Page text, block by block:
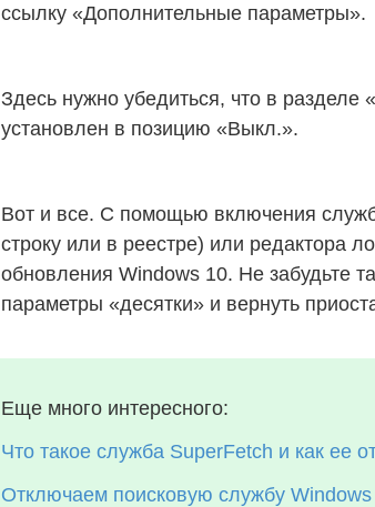
ссылку «Дополнительные параметры».
Здесь нужно убедиться, что в разделе
установлен в позицию «Выкл.».
Вот и все. С помощью включения
строку или в реестре) или редактора
обновления Windows 10. Не забудьте
параметры «десятки» и вернуть
Еще много интересного:
Что такое служба SuperFetch и как ее
Отключаем поисковую службу